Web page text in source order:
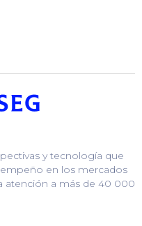
y tecnología que
en los mercados
atención a más de 40 000